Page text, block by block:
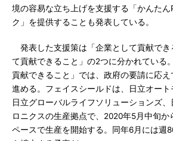
境の容易な立ち上げを支援する「かんた
ク」を提供することも発表している。
発表した支援策は「企業として貢献でき
て貢献できること」の2つに分かれている
貢献できること」では、政府の要請に応
進める。フェイスシールドは、日立オート
日立グローバルライフソリューションズ
ロニクスの生産拠点で、2020年5月中旬
ペースで生産を開始する。同年6月には週